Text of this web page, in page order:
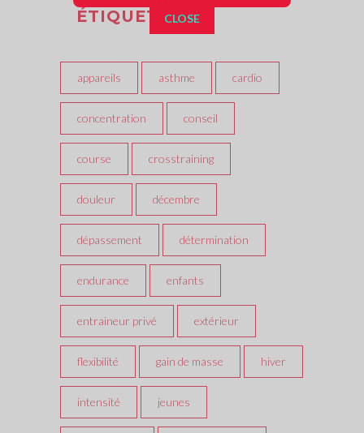
ÉTIQUETTES
appareils asthme cardio
concentration conseil
course crosstraining
douleur décembre
dépassement détermination
endurance enfants
entraineur privé extérieur
flexibilité gain de masse hiver
intensité jeunes
CLOSE